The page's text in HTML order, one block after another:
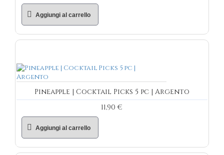
Aggiungi al carrello
Pineapple | Cocktail Picks 5 pc | Argento
11,90 €
Aggiungi al carrello